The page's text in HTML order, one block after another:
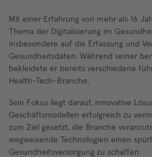
Mit einer Erfahrung von mehr als 16
Thema der Digitalisierung im
insbesondere auf die Erfassung und
Gesundheitsdaten. Während seiner
bekleidete er bereits verschiedene
Health-Tech-Branche.
Sein Fokus liegt darauf, innovative
Geschäftsmodellen erfolgreich zu
zum Ziel gesetzt, die Branche
wegweisende Technologien einen
Gesundheitsversorgung zu schaffen.